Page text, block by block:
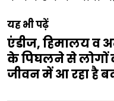
यह भी पढ़ें
एंडीज, हिमालय व
के पिघलने से लोगों
जीवन में आ रहा है